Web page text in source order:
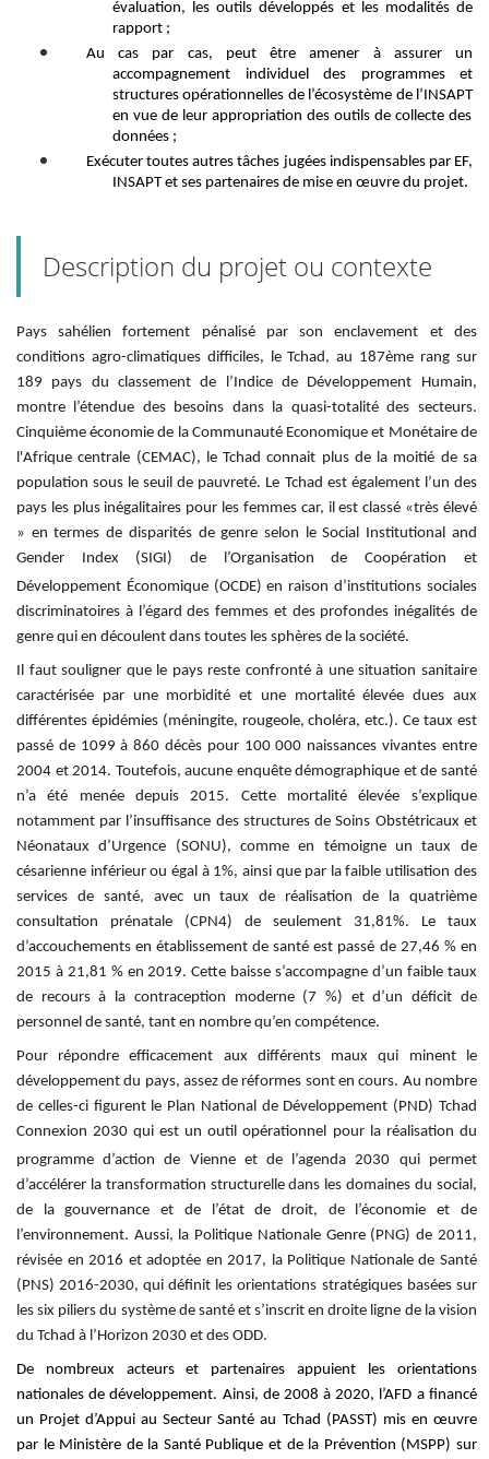
évaluation, les outils développés et les modalités de
rapport ;
Au cas par cas, peutêtreamener à assurer un
accompagnement individuel des programmes et
structures opérationnelles de l’écosystème de l’INSAPT
en vue de leur appropriation des outils de collecte des
données ;
Exécuter toutes autres tâches jugées indispensables par EF,
INSAPT et ses partenaires de mise en œuvre du projet.
Description du projet ou contexte
Pays sahélien fortement pénalisé par son enclavement et des
conditions agro-climatiques difficiles, le Tchad, au 187ème rang sur
189 pays du classement de l’Indice de Développement Humain,
montre l’étendue des besoins dans la quasi-totalité des secteurs.
Cinquième économie de la Communauté Economique et Monétaire de
l'Afriquecentrale (CEMAC), le Tchad connait plus de la moitié de sa
populationsous le seuil de pauvreté. Le Tchad est également l’un des
pays les plus inégalitaires pour les femmes car, il est classé «très élevé
» en termes de disparités de genre selon le Social Institutional and
Gender Index (SIGI) de l’Organisation de Coopération et
Développement Économique (OCDE) en raison d’institutions sociales
discriminatoires à l’égard des femmes et des profondes inégalités de
genre qui en découlent dans toutes les sphères de la société.
Il faut souligner quele pays reste confronté à une situation sanitaire
caractérisée par une morbidité et une mortalité élevée dues aux
différentes épidémies (méningite, rougeole, choléra, etc.). Ce taux est
passé de 1099 à 860 décès pour 100 000 naissances vivantes entre
2004 et 2014. Toutefois, aucune enquête démographique et de santé
n’a été menée depuis 2015. Cette mortalité élevée s’explique
notamment par l’insuffisance des structures de Soins Obstétricaux et
Néonataux d’Urgence (SONU), comme en témoigne un taux de
césarienne inférieur ou égal à 1%, ainsi que par la faible utilisation des
services de santé, avec un taux de réalisation de la quatrième
consultation prénatale (CPN4) de seulement 31,81%. Le taux
d’accouchements en établissement de santé est passé de 27,46 % en
2015 à 21,81 % en 2019. Cette baisse s’accompagne d’un faible taux
de recours à la contraception moderne (7 %) et d’un déficit de
personnel de santé, tant en nombre qu’en compétence.
Pour répondre efficacement aux différents maux qui minent le
développement du pays, assez de réformes sont en cours. Au nombre
de celles-ci figurent le Plan National de Développement (PND) Tchad
Connexion 2030 qui est un outil opérationnel pour la réalisation du
programme d’action de Vienne et de l’agenda 2030 qui permet
d’accélérer la transformation structurelle dans les domaines du social,
de la gouvernance et de l’état de droit, de l’économie et de
l’environnement. Aussi, la Politique Nationale Genre (PNG) de 2011,
révisée en 2016 et adoptée en 2017, la Politique Nationale de Santé
(PNS) 2016-2030, qui définit les orientations stratégiques basées sur
les six piliers du système de santé et s’inscrit en droite ligne de la vision
du Tchad à l’Horizon 2030 et des ODD.
De nombreux acteurs et partenaires appuient les orientations
nationales de développement. Ainsi, de 2008 à 2020, l’AFD a financé
un Projet d’Appui au Secteur Santé au Tchad (PASST) mis en œuvre
par le Ministère de la Santé Publique et de la Prévention (MSPP) sur